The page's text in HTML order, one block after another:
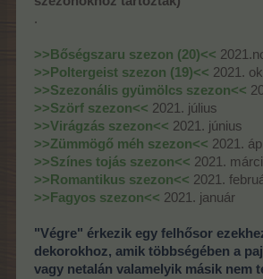
.
>>Bőségszaru szezon (20)<<
>>Poltergeist szezon (19)<< 2021.
>>Szezonális gyümölcs szezon<<
>>Szörf szezon<< 2021. július
>>Virágzás szezon<< 2021. június
>>Zümmögő méh szezon<< 2021.
>>Színes tojás szezon<< 2021.
>>Romantikus szezon<< 2021.
>>Fagyos szezon<< 2021. január
"Végre" érkezik egy felhősor
dekorokhoz, amik többségében a
vagy netalán valamelyik másik nem